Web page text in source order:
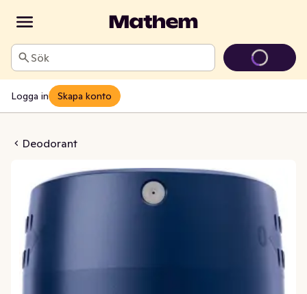
Sök
Logga in Skapa konto
Deodorant
Spray Men 72h